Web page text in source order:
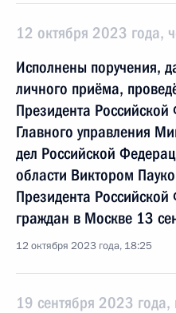
12 октября 2023 года,
Исполнены поручения,
личного приёма,
Президента
Главного управления
дел Российской
области Виктором
Президента
граждан в Москве 13
12 октября 2023 года, 18:25
19 сентября 2023 года,